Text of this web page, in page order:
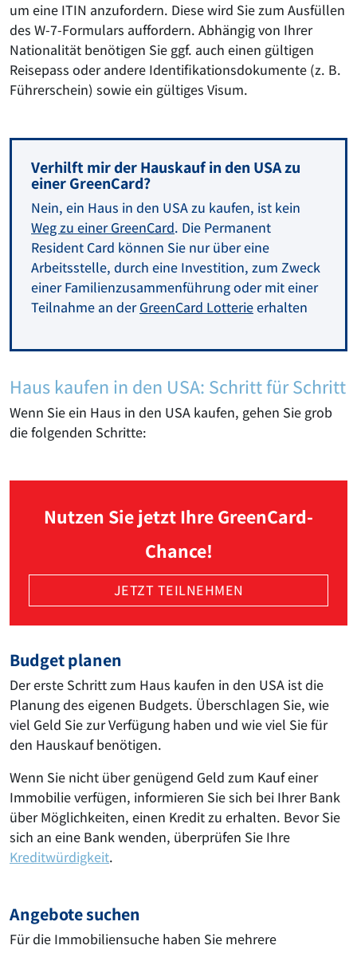
um eine ITIN anzufordern. Diese wird Sie zum Ausfüllen
des W-7-Formulars auffordern. Abhängig von Ihrer
Nationalität benötigen Sie ggf. auch einen gültigen
Reisepass oder andere Identifikationsdokumente (z. B.
Führerschein) sowie ein gültiges Visum.
Verhilft mir der Hauskauf in den USA zu
einer GreenCard?
Nein, ein Haus in den USA zu kaufen, ist kein
Weg zu einer GreenCard. Die Permanent
Resident Card können Sie nur über eine
Arbeitsstelle, durch eine Investition, zum Zweck
einer Familienzusammenführung oder mit einer
Teilnahme an derGreenCard Lotterieerhalten
Haus kaufen in den USA: Schritt für Schritt
Wenn Sie ein Haus in den USA kaufen, gehen Sie grob
die folgenden Schritte:
Nutzen Sie jetzt Ihre GreenCard-
Chance!
JETZT TEILNEHMEN
Budget planen
Der erste Schritt zum Haus kaufen in den USA ist die
Planung des eigenen Budgets. Überschlagen Sie, wie
viel Geld Sie zur Verfügung haben und wie viel Sie für
den Hauskauf benötigen.
Wenn Sie nicht über genügend Geld zum Kauf einer
Immobilie verfügen, informieren Sie sich bei Ihrer Bank
über Möglichkeiten, einen Kredit zu erhalten. Bevor Sie
sich an eine Bank wenden, überprüfen Sie Ihre
Kreditwürdigkeit.
Angebote suchen
Für die Immobiliensuche haben Sie mehrere